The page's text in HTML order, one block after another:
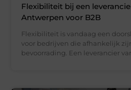
Flexibiliteit bij een
Antwerpen voor B2B
Flexibiliteit is vandaag een
voor bedrijven die afhankelijk
bevoorrading. Een leverancier